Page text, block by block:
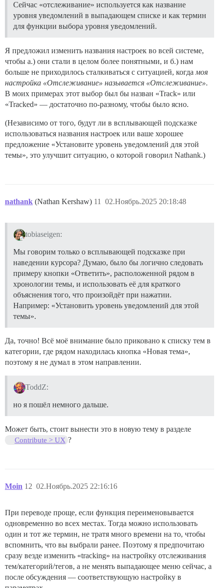
Сейчас «отслеживание» используется как название
уровня уведомлений в выпадающем списке и как термин
для функции выбора уровня уведомлений.
Я предложил изменить названия настроек во всей системе,
чтобы а.) они стали в целом более понятными, и б.) нам
больше не приходилось сталкиваться с ситуацией, когда моя
настройка «Отслеживание» называется «Отслеживание».
В моих примерах этот выбор был бы назван «Track» или
«Tracked» — достаточно по-разному, чтобы было ясно.
(Независимо от того, будут ли в всплывающей подсказке
использоваться названия настроек или ваше хорошее
предложение «Установите уровень уведомлений для этой
темы», это улучшит ситуацию, о которой говорил Nathank.)
nathank (Nathan Kershaw) 02.Ноябрь.2025 20:18:48
11
tobiaseigen:
Мы говорим только о всплывающей подсказке при
наведении курсора? Думаю, было бы логично следовать
примеру кнопки «Ответить», расположенной рядом в
хронологии темы, и использовать её для краткого
объяснения того, что произойдёт при нажатии.
Например: «Установить уровень уведомлений для этой
темы».
Да, точно! Всё моё внимание было приковано к списку тем в
категории, где рядом находилась кнопка «Новая тема»,
поэтому я не думал в этом направлении.
ToddZ:
но я пошёл немного дальше.
Может быть, стоит вынести это в новую тему в разделе
Contribute > UX ?
Moin 02.Ноябрь.2025 22:16:16
12
При переводе проще, если функция переименовывается
одновременно во всех местах. Тогда можно использовать
один и тот же термин, не тратя много времени на то, чтобы
вспомнить, что вы выбрали ранее. Поэтому я предпочитаю
сразу везде изменить «tracking» на настройку отслеживания
тем/категорий/тегов, а не менять выпадающее меню сейчас, а
после обсуждения — соответствующую настройку в